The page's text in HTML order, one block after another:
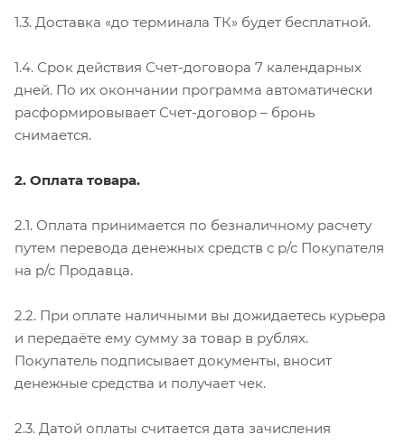
1.3. Доставка «до терминала ТК» будет бесплатной.
1.4. Срок действия Счет-договора 7 календарных
дней. По их окончании программа автоматически
расформировывает Счет-договор – бронь
снимается.
2. Оплата товара.
2.1. Оплата принимается по безналичному расчету
путем перевода денежных средств с р/с Покупателя
на р/с Продавца.
2.2. При оплате наличными вы дожидаетесь курьера
и передаёте ему сумму за товар в рублях.
Покупатель подписывает документы, вносит
денежные средства и получает чек.
2.3. Датой оплаты считается дата зачисления